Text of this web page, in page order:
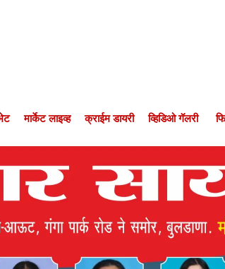
मार्केट लाइव्ह क्राईम डायरी व्हिडिओ गॅलरी